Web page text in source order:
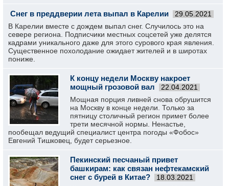
Снег в преддверии лета выпал в Карелии 29.05.2021
В Карелии вместе с дождем выпал снег. Случилось это на
севере региона. Подписчики местных соцсетей уже делятся
кадрами уникального даже для этого сурового края явления.
Существенное похолодание ожидает жителей и в широтах
пониже.
К концу недели Москву накроет
мощный грозовой вал
22.04.2021
Мощная порция ливней снова обрушится
на Москву в конце недели. Только за
пятницу столичный регион примет более
трети месячной нормы. Ненастье,
пообещал ведущий специалист центра погоды «Фобос»
Евгений Тишковец, будет серьезное.
Пекинский песчаный привет
башкирам: как связан нефтекамский
снег с бурей в Китае?
18.03.2021